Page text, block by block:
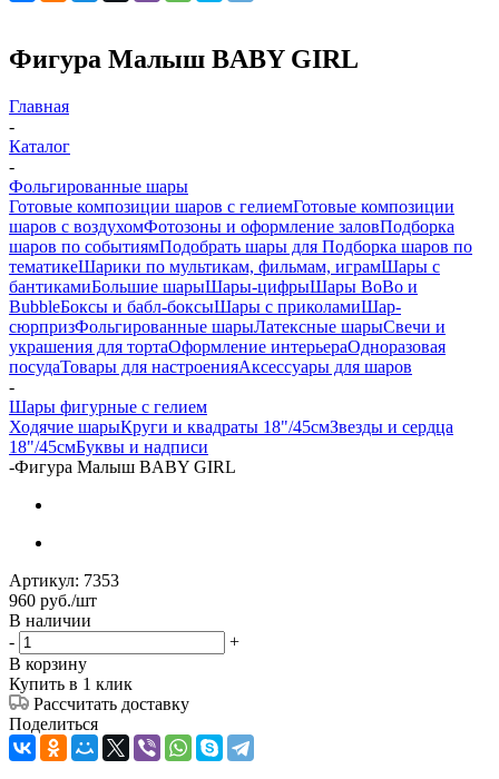
Фигура Малыш BABY GIRL
Главная
-
Каталог
-
Фольгированные шары
Готовые композиции шаров с гелиемГотовые композиции
шаров с воздухомФотозоны и оформление заловПодборка
шаров по событиямПодобрать шары для Подборка шаров по
тематикеШарики по мультикам, фильмам, играмШары с
бантикамиБольшие шарыШары-цифрыШары BoBo и
BubbleБоксы и бабл-боксыШары с приколамиШар-
сюрпризФольгированные шарыЛатексные шарыСвечи и
украшения для тортаОформление интерьераОдноразовая
посудаТовары для настроенияАксессуары для шаров
-
Шары фигурные с гелием
Ходячие шарыКруги и квадраты 18"/45смЗвезды и сердца
18"/45смБуквы и надписи
-Фигура Малыш BABY GIRL
Артикул: 7353
960 руб./шт
В наличии
-
+
В корзину
Купить в 1 клик
Рассчитать доставку
Поделиться